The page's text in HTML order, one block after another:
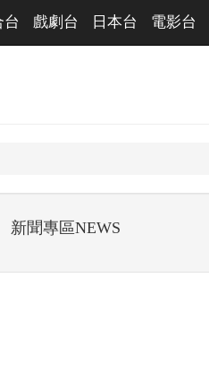
台 戲劇台 日本台 電影台
新聞專區NEWS